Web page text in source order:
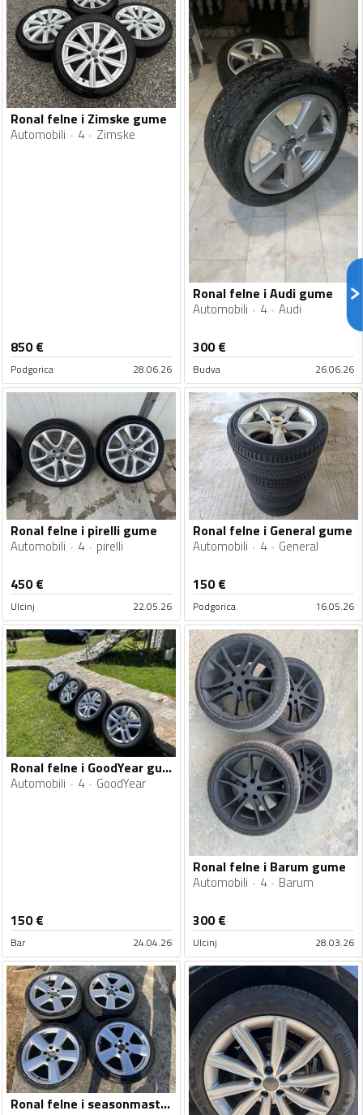
Ronal felne i Zimske gume
Automobili 4 Zimske
850€
Podgorica 28.06.26
Ronal felne i Audi gume
Automobili 4 Audi
300€
Budva 26.06.26
Ronal felne i pirelli gume
Automobili 4 pirelli
450€
Ulcinj 22.05.26
Ronal felne i General gume
Automobili 4 General
150€
Podgorica 16.05.26
Ronal felne i GoodYear gume
Automobili 4 GoodYear
150€
Bar 24.04.26
Ronal felne i Barum gume
Automobili 4 Barum
300€
Ulcinj 28.03.26
Ronal felne i seasonmaster gume